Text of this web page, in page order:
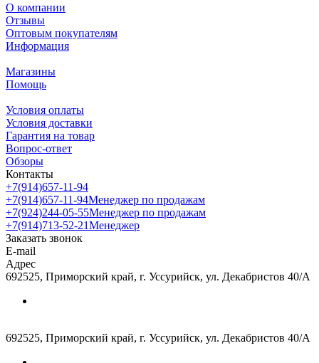
О компании
Отзывы
Оптовым покупателям
Информация
Магазины
Помощь
Условия оплаты
Условия доставки
Гарантия на товар
Вопрос-ответ
Обзоры
Контакты
+7(914)657-11-94
+7(914)657-11-94Менеджер по продажам
+7(924)244-05-55Менеджер по продажам
+7(914)713-52-21Менеджер
Заказать звонок
E-mail
Адрес
692525, Приморский край, г. Уссурийск, ул. Декабристов 40/А
692525, Приморский край, г. Уссурийск, ул. Декабристов 40/А